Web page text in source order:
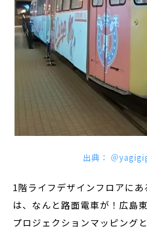
出典： ＠
1階ライフデザインフロアに
は、なんと路面電車が！広島
プロジェクションマッピング